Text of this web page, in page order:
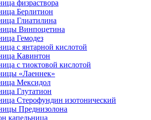
физраствора
Берлитион
Глиатилина
Винпоцетина
Гемодез
с янтарной кислотой
Кавинтон
с тиоктовой кислотой
«Лаеннек»
Мексидол
Глутатион
Стерофундин изотонический
Преднизолона
капельница